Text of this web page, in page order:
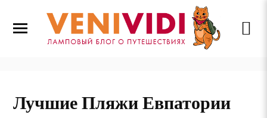
Лучшие Пляжи Евпатории